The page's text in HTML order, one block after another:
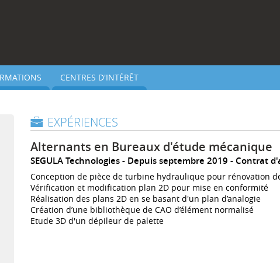
CENTRES D'INTÉRÊT
EXPÉRIENCES
Alternants en Bureaux d'étude mécanique
SEGULA Technologies Depuis septembre 2019 Contrat
Conception de pièce de turbine hydraulique pour rénovation
Vérification et modification plan 2D pour mise en conformité
Réalisation des plans 2D en se basant d'un plan d’analogie
Création d’une bibliothèque de CAO d’élément normalisé
Etude 3D d'un dépileur de palette